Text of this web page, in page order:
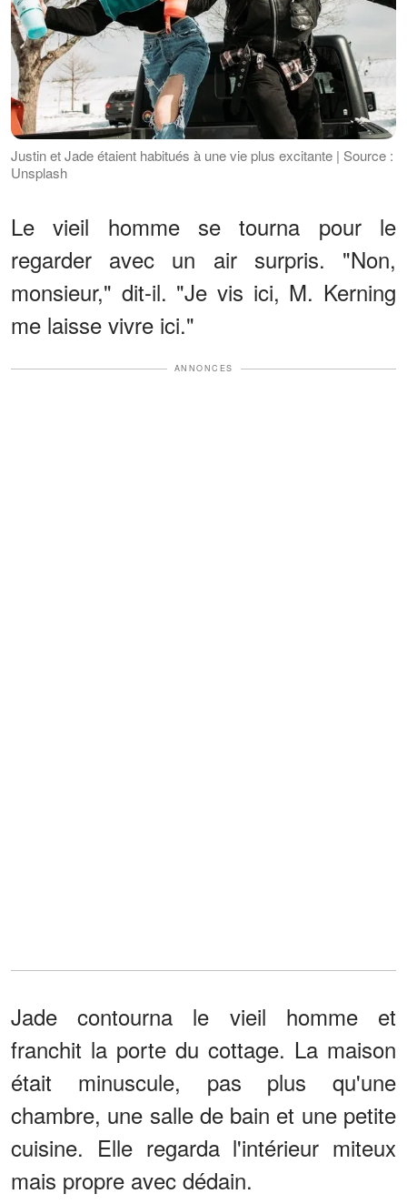
Justin et Jade étaient habitués à une vie plus excitante | Source :
Unsplash
Le vieil homme se tourna pour le
regarder avec un air surpris. "Non,
monsieur," dit-il. "Je vis ici, M. Kerning
me laisse vivre ici."
ANNONCES
Jade contourna le vieil homme et
franchit la porte du cottage. La maison
était minuscule, pas plus qu'une
chambre, une salle de bain et une petite
cuisine. Elle regarda l'intérieur miteux
mais propre avec dédain.